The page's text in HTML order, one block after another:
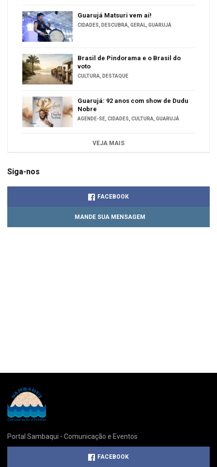
Guarujá Matsuri vem aí!
CIDADES DESCUBRA GERAL GUARUJÁ
Brasil de Pindorama e o Brasil do
voto
CULTURA DESTAQUE
Guarujá: 92 anos com show de Dudu
Nobre
AGENDE-SE CIDADES CULTURA GUARUJÁ
VEJA MAIS
Siga-nos
FACEBOOK
MANDE SUA MENSAGEM
Portal Sambaqui - Comunicação e Eventos
FACEBOOK